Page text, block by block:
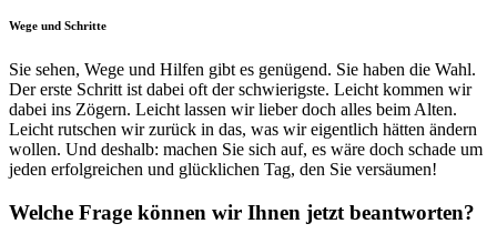
Wege und Schritte
Sie sehen, Wege und Hilfen gibt es genügend. Sie haben die Wahl.
Der erste Schritt ist dabei oft der schwierigste. Leicht kommen wir
dabei ins Zögern. Leicht lassen wir lieber doch alles beim Alten.
Leicht rutschen wir zurück in das, was wir eigentlich hätten ändern
wollen. Und deshalb: machen Sie sich auf, es wäre doch schade um
jeden erfolgreichen und glücklichen Tag, den Sie versäumen!
Welche Frage können wir Ihnen jetzt beantworten?